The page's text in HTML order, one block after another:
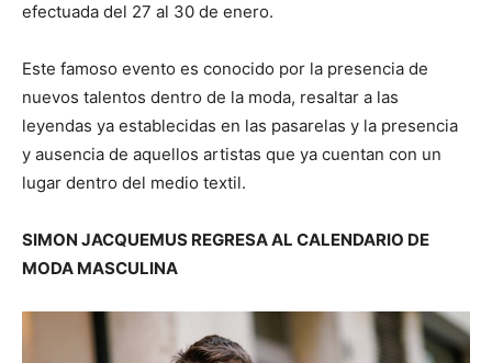
efectuada del 27 al 30 de enero.
Este famoso evento es conocido por la presencia de
nuevos talentos dentro de la moda, resaltar a las
leyendas ya establecidas en las pasarelas y la presencia
y ausencia de aquellos artistas que ya cuentan con un
lugar dentro del medio textil.
SIMON JACQUEMUS REGRESA AL CALENDARIO DE
MODA MASCULINA